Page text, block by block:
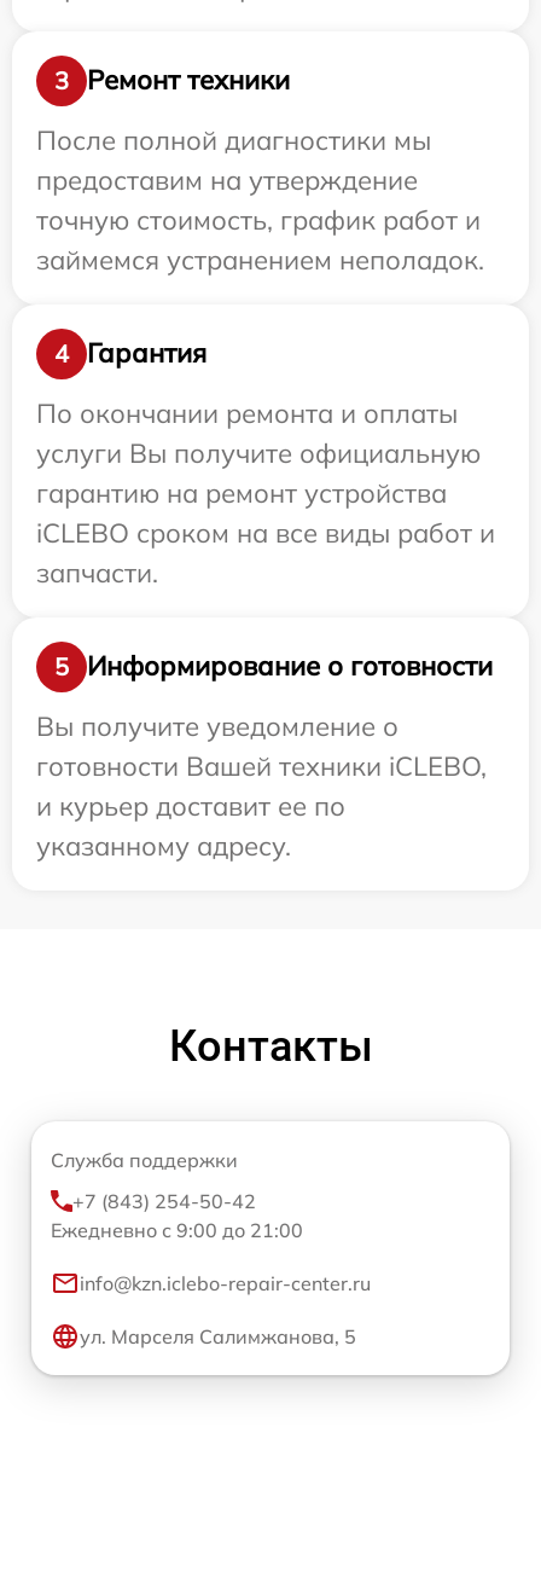
3
Ремонт техники
После полной диагностики мы
предоставим на утверждение
точную стоимость, график работ и
займемся устранением неполадок.
4
Гарантия
По окончании ремонта и оплаты
услуги Вы получите официальную
гарантию на ремонт устройства
iCLEBO сроком на все виды работ и
запчасти.
5
Информирование о готовности
Вы получите уведомление о
готовности Вашей техники iCLEBO,
и курьер доставит ее по
указанному адресу.
Контакты
Служба поддержки
+7 (843) 254-50-42
Ежедневно с 9:00 до 21:00
info@kzn.iclebo-repair-center.ru
ул. Марселя Салимжанова, 5